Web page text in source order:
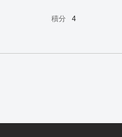
積分
4